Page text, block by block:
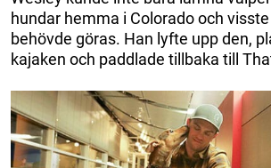
hundar hemma i Colorado och
behövde göras. Han lyfte upp den,
kajaken och paddlade tillbaka till